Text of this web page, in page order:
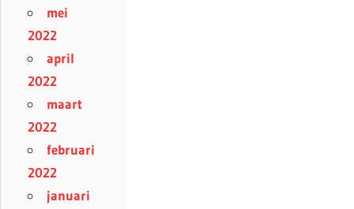
mei
2022
april
2022
maart
2022
februari
2022
januari